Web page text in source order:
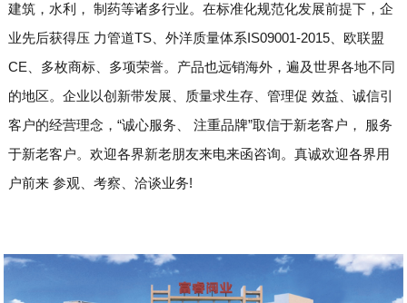
建筑，水利， 制药等诸多行业。在标准化规范化发展前提下，企
业先后获得压 力管道TS、外洋质量体系IS09001-2015、欧联盟
CE、多枚商标、多项荣誉。产品也远销海外，遍及世界各地不同
的地区。企业以创新带发展、质量求生存、管理促 效益、诚信引
客户的经营理念，“诚心服务、 注重品牌”取信于新老客户， 服务
于新老客户。欢迎各界新老朋友来电来函咨询。真诚欢迎各界用
户前来 参观、考察、洽谈业务!